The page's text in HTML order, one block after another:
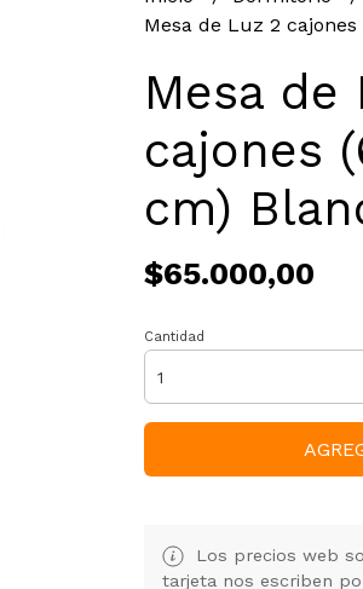
Mesa de Luz 2
Mesa de
cajones
cm)
$65.000,00
Cantidad
Los precios web
tarjeta nos escriben